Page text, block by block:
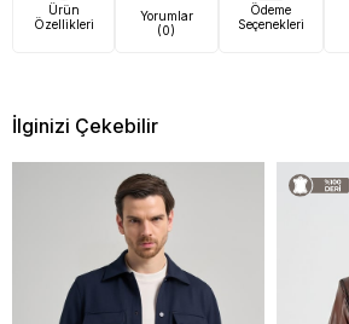
Ürün
Özellikleri
Yorumlar
(0)
Ödeme
Seçenekleri
İlginizi Çekebilir